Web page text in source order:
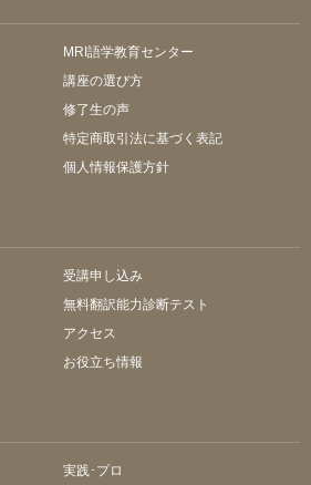
MRI語学教育センター
講座の選び方
修了生の声
特定商取引法に基づく表記
個人情報保護方針
受講申し込み
無料翻訳能力診断テスト
アクセス
お役立ち情報
実践･プロ